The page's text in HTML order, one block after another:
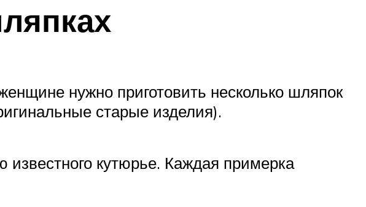
нужно приготовить несколько шляпок
старые изделия).
кутюрье. Каждая примерка